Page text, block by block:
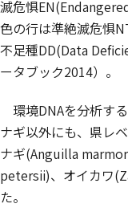
滅危惧
色の行は準絶滅危惧
不足種DD(Data
ータブック2014）。
環境DNAを分析す
ナギ以外にも、県レ
ナギ(Anguilla
petersii)、オイカワ(
た。